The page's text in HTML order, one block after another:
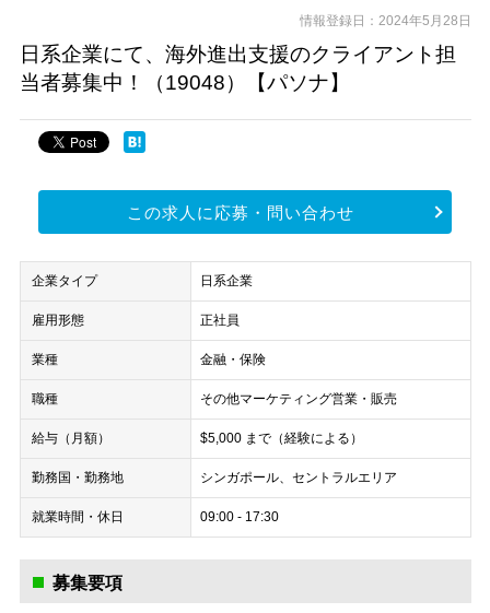
情報登録日：2024年5月28日
日系企業にて、海外進出支援のクライアント担
当者募集中！（19048）【パソナ】
この求人に応募・問い合わせ
企業タイプ 日系企業
雇用形態 正社員
業種 金融・保険
職種 その他マーケティング営業・販売
給与（月額） $5,000 まで（経験による）
勤務国・勤務地 シンガポール、セントラルエリア
就業時間・休日 09:00 - 17:30
募集要項